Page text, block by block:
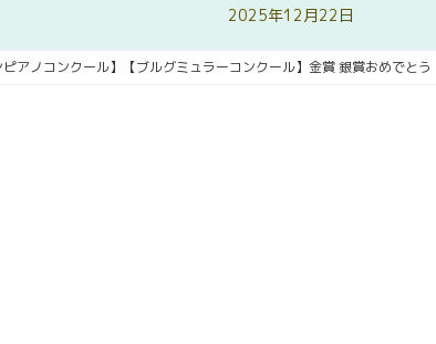
2025年12月22日
ピアノコンクール】【ブルグミュラーコンクール】金賞 銀賞おめでとう